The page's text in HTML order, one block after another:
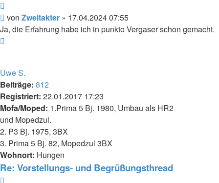
Beitrag
von Zweitakter » 17.04.2024 07:55
Ja, die Erfahrung habe ich in punkto Vergaser schon gemacht.
Uwe S.
Beiträge: 812
Registriert: 22.01.2017 17:23
Mofa/Moped: 1.Prima 5 Bj. 1980, Umbau als HR2
und Mopedzul.
2. P3 Bj. 1975, 3BX
3. Prima 5 Bj. 82, Mopedzul 3BX
Wohnort: Hungen
Re: Vorstellungs- und Begrüßungsthread